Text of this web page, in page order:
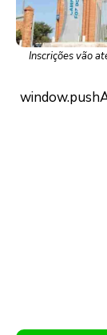
Inscrições vão